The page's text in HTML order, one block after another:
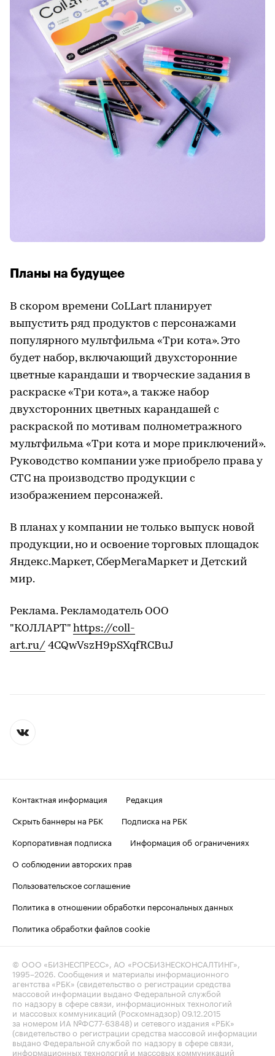
Планы на будущее
В скором времени CoLLart планирует
выпустить ряд продуктов с персонажами
популярного мультфильма «Три кота». Это
будет набор, включающий двухсторонние
цветные карандаши и творческие задания в
раскраске «Три кота», а также набор
двухсторонних цветных карандашей с
раскраской по мотивам полнометражного
мультфильма «Три кота и море приключений».
Руководство компании уже приобрело права у
СТС на производство продукции с
изображением персонажей.
В планах у компании не только выпуск новой
продукции, но и освоение торговых площадок
Яндекс.Маркет, СберМегаМаркет и Детский
мир.
Реклама. Рекламодатель ООО
"КОЛЛАРТ" https://coll-
art.ru/ 4CQwVszH9pSXqfRCBuJ
Контактная информация
Редакция
Скрыть баннеры на РБК
Подписка на РБК
Корпоративная подписка
Информация об ограничениях
О соблюдении авторских прав
Пользовательское соглашение
Политика в отношении обработки персональных данных
Политика обработки файлов cookie
© ООО «БИЗНЕСПРЕСС», АО «РОСБИЗНЕСКОНСАЛТИНГ»,
1995–2026 . Сообщения и материалы информационного
агентства «РБК» (свидетельство о регистрации средства
массовой информации выдано Федеральной службой
по надзору в сфере связи, информационных технологий
и массовых коммуникаций (Роскомнадзор) 09.12.2015
за номером ИА №ФС77-63848) и сетевого издания «РБК»
(свидетельство о регистрации средства массовой информации
выдано Федеральной службой по надзору в сфере связи,
информационных технологий и массовых коммуникаций